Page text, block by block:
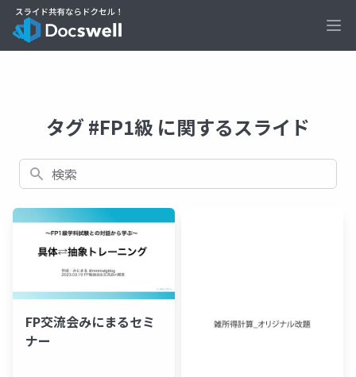
タグ #FP1級 に関するスライド
検索
FP交流会みにまるセミ
ナー